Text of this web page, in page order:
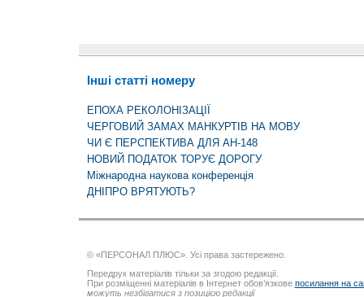
Інші статті номеру
ЕПОХА РЕКОЛОНІЗАЦІЇ
ЧЕРГОВИЙ ЗАМАХ МАНКУРТІВ НА МОВУ
ЧИ Є ПЕРСПЕКТИВА ДЛЯ АН-148
НОВИЙ ПОДАТОК ТОРУЄ ДОРОГУ
Міжнародна наукова конференція
ДНІПРО ВРЯТУЮТЬ?
© «ПЕРСОНАЛ ПЛЮС». Усі права застережено.
Передрук матеріалів тільки за згодою редакції.
При розміщенні матеріалів в Інтернет обов’язкове посилання на
можуть незбігатися з позицією редакції